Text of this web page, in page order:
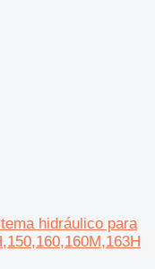
hidráulico para